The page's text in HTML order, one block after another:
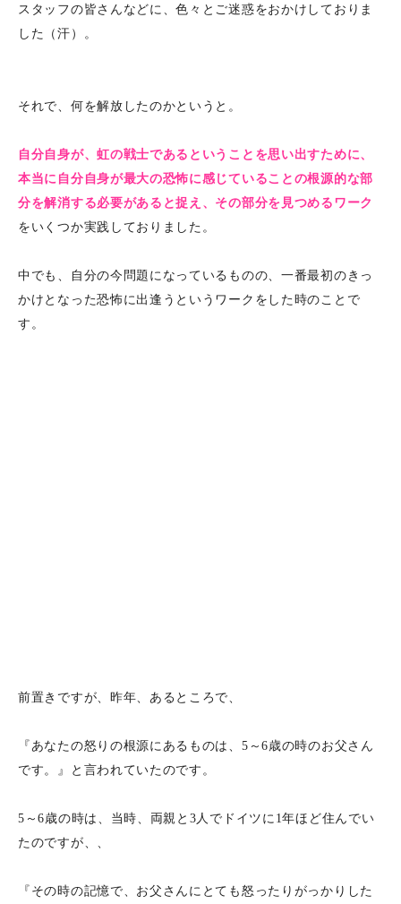
スタッフの皆さんなどに、色々とご迷惑をおかけしておりま
した（汗）。
それで、何を解放したのかというと。
自分自身が、虹の戦士であるということを思い出すために、
本当に自分自身が最大の恐怖に感じていることの根源的な部
分を解消する必要があると捉え、その部分を見つめるワーク
をいくつか実践しておりました。
中でも、自分の今問題になっているものの、一番最初のきっ
かけとなった恐怖に出逢うというワークをした時のことで
す。
前置きですが、昨年、あるところで、
『あなたの怒りの根源にあるものは、5～6歳の時のお父さん
です。』と言われていたのです。
5～6歳の時は、当時、両親と3人でドイツに1年ほど住んでい
たのですが、、
『その時の記憶で、お父さんにとても怒ったりがっかりした